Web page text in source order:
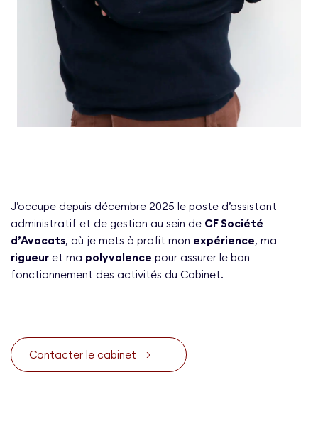
J’occupe depuis décembre 2025 le poste d’assistant
administratif et de gestion au sein de CF Société
d’Avocats, où je mets à profit mon expérience, ma
rigueur et ma polyvalence pour assurer le bon
fonctionnement des activités du Cabinet.
Contacter le cabinet >